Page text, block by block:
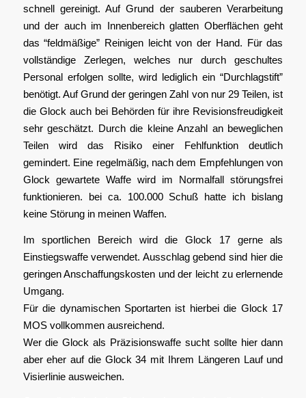
schnell gereinigt. Auf Grund der sauberen Verarbeitung
und der auch im Innenbereich glatten Oberflächen geht
das “feldmäßige” Reinigen leicht von der Hand. Für das
vollständige Zerlegen, welches nur durch geschultes
Personal erfolgen sollte, wird lediglich ein “Durchlagstift”
benötigt. Auf Grund der geringen Zahl von nur 29 Teilen, ist
die Glock auch bei Behörden für ihre Revisionsfreudigkeit
sehr geschätzt. Durch die kleine Anzahl an beweglichen
Teilen wird das Risiko einer Fehlfunktion deutlich
gemindert. Eine regelmäßig, nach dem Empfehlungen von
Glock gewartete Waffe wird im Normalfall störungsfrei
funktionieren. bei ca. 100.000 Schuß hatte ich bislang
keine Störung in meinen Waffen.
Im sportlichen Bereich wird die Glock 17 gerne als
Einstiegswaffe verwendet. Ausschlag gebend sind hier die
geringen Anschaffungskosten und der leicht zu erlernende
Umgang.
Für die dynamischen Sportarten ist hierbei die Glock 17
MOS vollkommen ausreichend.
Wer die Glock als Präzisionswaffe sucht sollte hier dann
aber eher auf die Glock 34 mit Ihrem Längeren Lauf und
Visierlinie ausweichen.